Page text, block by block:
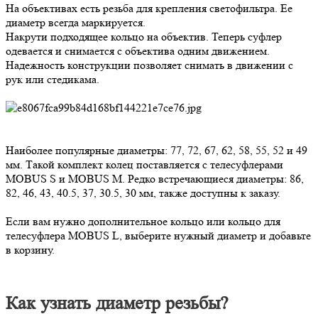
На объективах есть резьба для крепления светофильтра. Ее
диаметр всегда маркируется.
Накрути подходящее кольцо на объектив. Теперь суфлер
одевается и снимается с объектива одним движением.
Надежность конструкции позволяет снимать в движении с
рук или стедикама.
Наиболее популярные диаметры: 77, 72, 67, 62, 58, 55, 52 и 49
мм. Такой комплект колец поставляется с телесуфлерами
МOBUS S и MOBUS M. Редко встречающиеся диаметры: 86,
82, 46, 43, 40.5, 37, 30.5, 30 мм, также доступны к заказу.
Если вам нужно дополнительное кольцо или кольцо для
телесуфлера MOBUS L, выберите нужный диаметр и добавьте
в корзину.
Как узнать диаметр резьбы?